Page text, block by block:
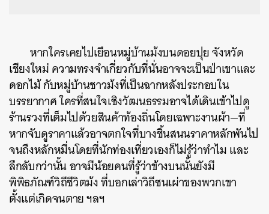
หากใครเคยไปเยือนหมู่บ้านม้งบนดอยปุย จังหวัด
เชียงใหม่ ความทรงจำเกี่ยวกับที่นั่นอาจจะเป็นป่าเขาและ
ดอกไม้ กับหมู่บ้านชาวม้งที่เป็นฉากหลังประกอบใน
บรรยากาศ ใครที่สนใจเชิงวัฒนธรรมอาจได้เดินเข้าไปดู
ร้านรวงที่เต็มไปด้วยสินค้าท้องถิ่นโดยเฉพาะงานผ้า—ที่
หากจับดูราคาแล้วอาจตกใจที่บางชิ้นสนนราคาหลักพันไป
จนถึงหลักหมื่นโดยที่นักท่องเที่ยวเองก็ไม่รู้ว่าทำไม และ
ลึกลับกว่านั้น อาจมีน้อยคนที่รู้ว่าข้างบนนั้นยังมี
พิพิธภัณฑ์วิถีชีวิตม้ง ที่บอกเล่าวิถีชนเผ่าของพวกเขา
ตั้งแต่เกิดจนตาย ฯลฯ